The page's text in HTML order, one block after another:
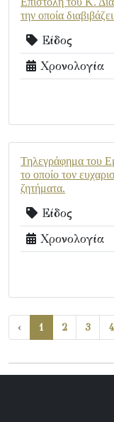
την οποία
Είδος
Χρονολογία
Τηλεγράφημα του
το οποίο τον
ζητήματα.
Είδος
Χρονολογία
‹ 1 2 3 4